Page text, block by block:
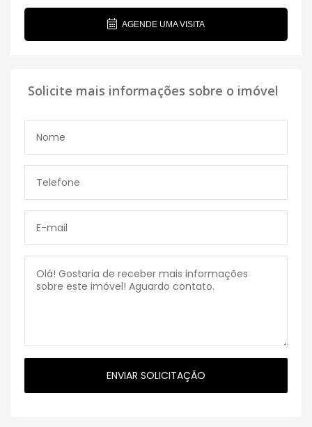
AGENDE UMA VISITA
Solicite mais informações sobre o imóvel